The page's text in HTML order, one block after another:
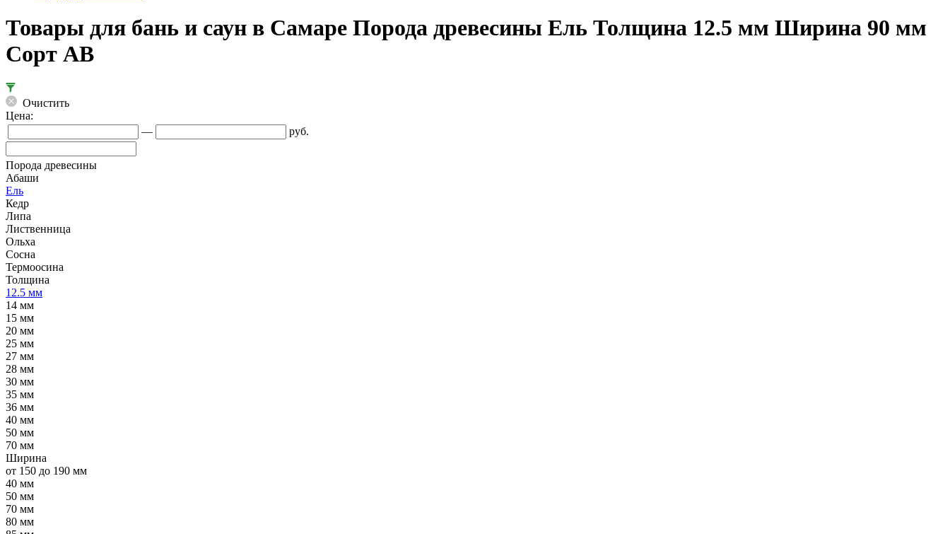
Товары для бань и саун в Самаре Порода древесины Ель Толщина 12.5 мм Ширина 90 мм
Сорт АВ
Очистить
Цена:
—
руб.
Порода древесины
Абаши
Ель
Кедр
Липа
Лиственница
Ольха
Сосна
Термоосина
Толщина
12.5 мм
14 мм
15 мм
20 мм
25 мм
27 мм
28 мм
30 мм
35 мм
36 мм
40 мм
50 мм
70 мм
Ширина
от 150 до 190 мм
40 мм
50 мм
70 мм
80 мм